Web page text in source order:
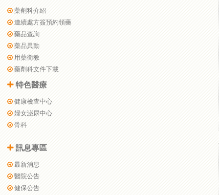
藥劑科介紹
連續處方簽預約領藥
藥品查詢
藥品異動
用藥衛教
藥劑科文件下載
特色醫療
健康檢查中心
婦女泌尿中心
骨科
訊息專區
最新消息
醫院公告
健保公告